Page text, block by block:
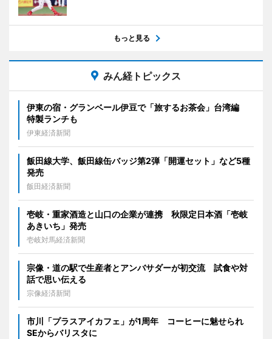
もっと見る
みん経トピックス
伊東の宿・グランベール伊豆で「旅するお茶会」台湾編
特製ランチも
伊東経済新聞
飯田線大学、飯田線缶バッジ第2弾「開運セット」など5種
発売
飯田経済新聞
壱岐・重家酒造と山口の企業が連携 秋限定日本酒「壱岐
あきいち」発売
壱岐対馬経済新聞
宗像・道の駅で生産者とアンバサダーが初交流 試食や対
話で思い伝える
宗像経済新聞
市川「プラスアイカフェ」が1周年 コーヒーに魅せられ
SEからバリスタに